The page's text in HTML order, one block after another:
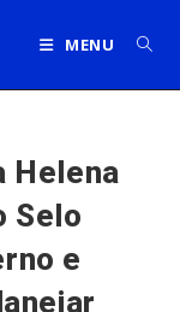
MENU
Helena
Selo
e